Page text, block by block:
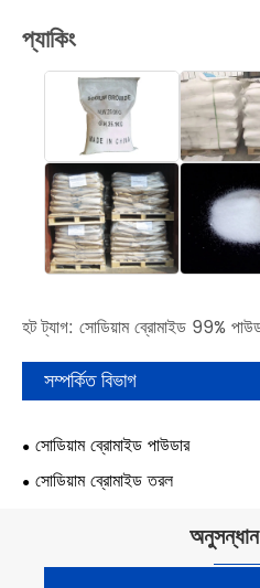
প্যাকিং
হট ট্যাগ: সোডিয়াম ব্রোমাইড 99%
সম্পর্কিত বিভাগ
সোডিয়াম ব্রোমাইড পাউডার
সোডিয়াম ব্রোমাইড তরল